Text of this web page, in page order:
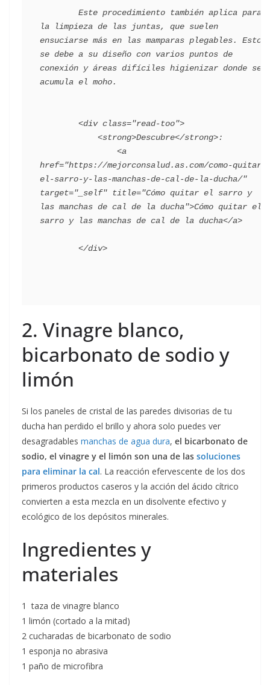
la limpieza de las juntas, que suelen
ensuciarse más en las mamparas plegables. Esto
se debe a su diseño con varios puntos de
conexión y áreas difíciles higienizar donde se
acumula el moho.
href="https://mejorconsalud.as.com/como-quitar-
el-sarro-y-las-manchas-de-cal-de-la-ducha/"
target="_self" title="Cómo quitar el sarro y
las manchas de cal de la ducha">Cómo quitar el
sarro y las manchas de cal de la ducha</a>
2. Vinagre blanco,
bicarbonato de sodio y
limón
Si los paneles de cristal de las paredes divisorias de tu
ducha han perdido el brillo y ahora solo puedes ver
desagradables manchas de agua dura, el bicarbonato de
sodio, el vinagre y el limón son una de las soluciones
para eliminar la cal. La reacción efervescente de los dos
primeros productos caseros y la acción del ácido cítrico
convierten a esta mezcla en un disolvente efectivo y
ecológico de los depósitos minerales.
Ingredientes y
materiales
1 taza de vinagre blanco
1 limón (cortado a la mitad)
2 cucharadas de bicarbonato de sodio
1 esponja no abrasiva
1 paño de microfibra